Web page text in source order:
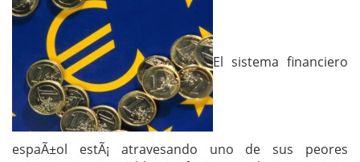
El sistema financiero
espaÃ±ol estÃ¡ atravesando uno de sus peores